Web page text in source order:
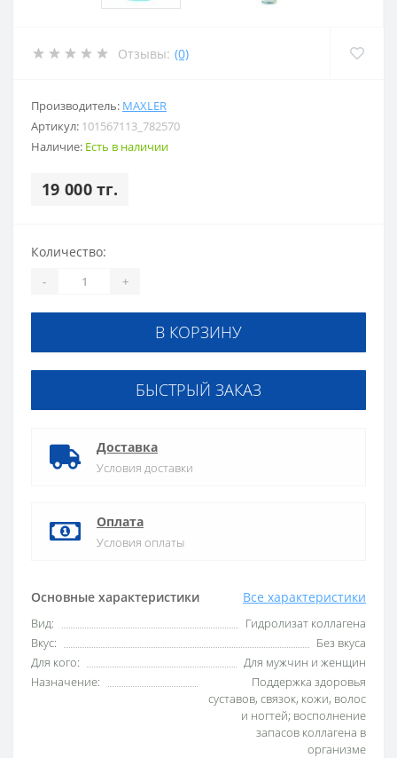
Отзывы: (0)
Производитель: MAXLER
Артикул: 101567113_782570
Наличие: Есть в наличии
19 000 тг.
Основные характеристики Все характеристики
Вид:
Гидролизат коллагена
Вкус:
Без вкуса
Для кого:
Для мужчин и женщин
Назначение:
Поддержка здоровья
суставов, связок, кожи, волос
и ногтей; восполнение
запасов коллагена в
организме
Количество:
- +
В КОРЗИНУ
БЫСТРЫЙ ЗАКАЗ
Доставка
Условия доставки
Оплата
Условия оплаты